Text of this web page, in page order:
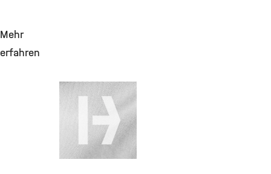
28. Juli 2026
Laborreagenzien
Mehr
erfahren